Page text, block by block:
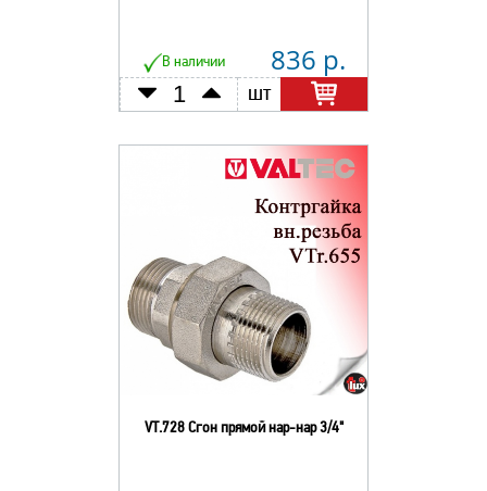
В наличии 836 р.
шт
VT.728 Сгон прямой нар-нар 3/4"